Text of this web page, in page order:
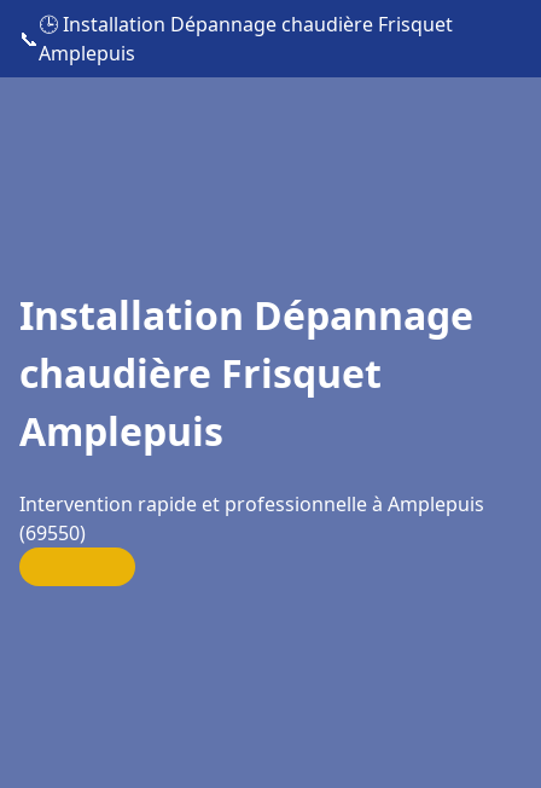
📞
🕒 Installation Dépannage chaudière Frisquet
Amplepuis
Installation Dépannage
chaudière Frisquet
Amplepuis
Intervention rapide et professionnelle à Amplepuis
(69550)